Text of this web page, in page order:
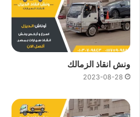
ونش انقاذ الزمالك
2023-08-28